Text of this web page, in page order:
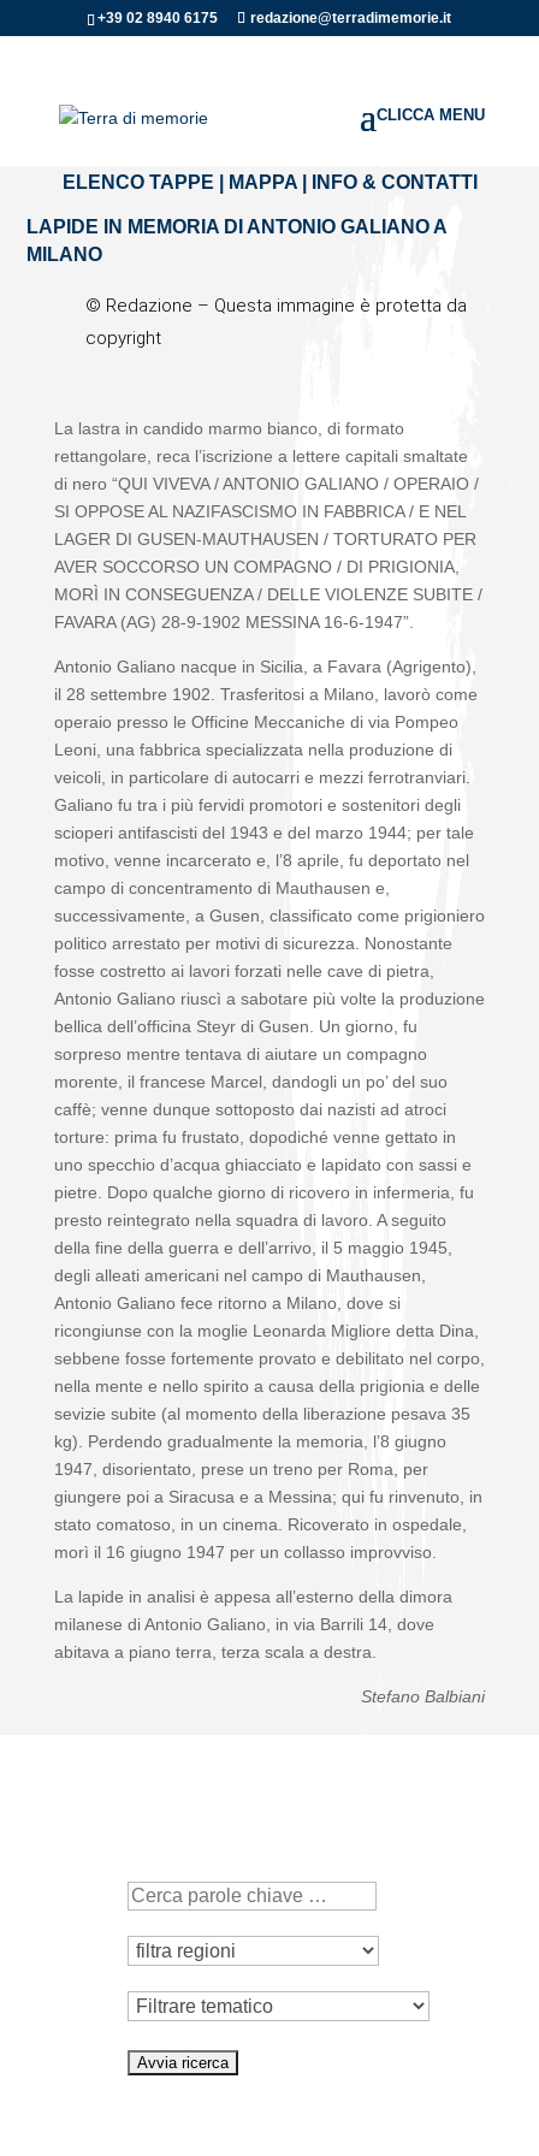
+39 02 8940 6175 redazione@terradimemorie.it
Home» Regioni d'italia
LAPIDE IN MEMORIA
ELENCO TAPPE MAPPA| INFO & CONTATTI
LAPIDE IN MEMORIA DI ANTONIO GALIANO A
MILANO
© Redazione – Questa immagine è protetta da
copyright
La lastra in candido marmo bianco, di formato
rettangolare, reca l’iscrizione a lettere capitali smaltate
di nero “QUI VIVEVA / ANTONIO GALIANO / OPERAIO /
SI OPPOSE AL NAZIFASCISMO IN FABBRICA / E NEL
LAGER DI GUSEN-MAUTHAUSEN / TORTURATO PER
AVER SOCCORSO UN COMPAGNO / DI PRIGIONIA,
MORÌ IN CONSEGUENZA / DELLE VIOLENZE SUBITE /
FAVARA (AG) 28-9-1902 MESSINA 16-6-1947”.
Antonio Galiano nacque in Sicilia, a Favara (Agrigento),
il 28 settembre 1902. Trasferitosi a Milano, lavorò come
operaio presso le Officine Meccaniche di via Pompeo
Leoni, una fabbrica specializzata nella produzione di
veicoli, in particolare di autocarri e mezzi ferrotranviari.
Galiano fu tra i più fervidi promotori e sostenitori degli
scioperi antifascisti del 1943 e del marzo 1944; per tale
motivo, venne incarcerato e, l’8 aprile, fu deportato nel
campo di concentramento di Mauthausen e,
successivamente, a Gusen, classificato come prigioniero
politico arrestato per motivi di sicurezza. Nonostante
fosse costretto ai lavori forzati nelle cave di pietra,
Antonio Galiano riuscì a sabotare più volte la produzione
bellica dell’officina Steyr di Gusen. Un giorno, fu
sorpreso mentre tentava di aiutare un compagno
morente, il francese Marcel, dandogli un po’ del suo
caffè; venne dunque sottoposto dai nazisti ad atroci
torture: prima fu frustato, dopodiché venne gettato in
uno specchio d’acqua ghiacciato e lapidato con sassi e
pietre. Dopo qualche giorno di ricovero in infermeria, fu
presto reintegrato nella squadra di lavoro. A seguito
della fine della guerra e dell’arrivo, il 5 maggio 1945,
degli alleati americani nel campo di Mauthausen,
Antonio Galiano fece ritorno a Milano, dove si
ricongiunse con la moglie Leonarda Migliore detta Dina,
sebbene fosse fortemente provato e debilitato nel corpo,
nella mente e nello spirito a causa della prigionia e delle
sevizie subite (al momento della liberazione pesava 35
kg). Perdendo gradualmente la memoria, l’8 giugno
1947, disorientato, prese un treno per Roma, per
giungere poi a Siracusa e a Messina; qui fu rinvenuto, in
stato comatoso, in un cinema. Ricoverato in ospedale,
morì il 16 giugno 1947 per un collasso improvviso.
La lapide in analisi è appesa all’esterno della dimora
milanese di Antonio Galiano, in via Barrili 14, dove
abitava a piano terra, terza scala a destra.
Stefano Balbiani
Tematico